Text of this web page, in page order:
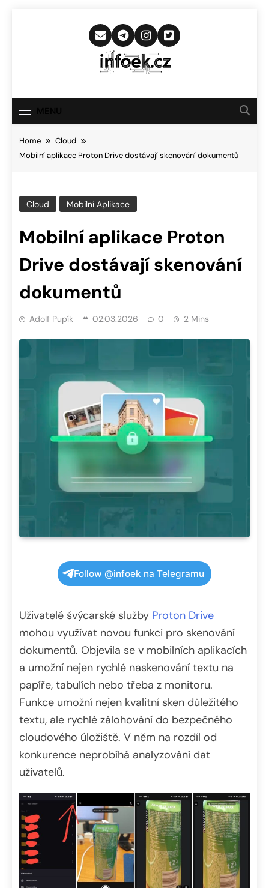
Infoek.cz
Novinkám
Home
Cloud
Mobilní aplikace Proton Drive dostávají skenování dokumentů
Cloud Mobilní Aplikace
Mobilní aplikace Proton
Drive dostávají skenování
dokumentů
Adolf Pupík 02.03.2026 0 2 Mins
Follow @infoek na Telegramu
Uživatelé švýcarské služby Proton Drive
mohou využívat novou funkci pro skenování
dokumentů. Objevila se v mobilních aplikacích
a umožní nejen rychlé naskenování textu na
papíře, tabulích nebo třeba z monitoru.
Funkce umožní nejen kvalitní sken důležitého
textu, ale rychlé zálohování do bezpečného
cloudového úložiště. V něm na rozdíl od
konkurence neprobíhá analyzování dat
uživatelů.